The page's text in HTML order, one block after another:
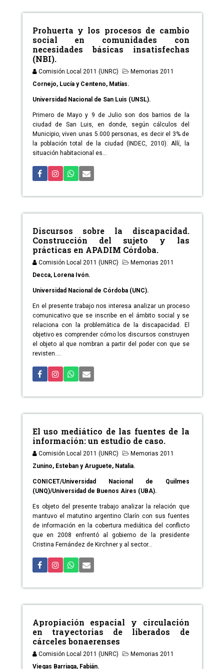
Prohuerta y los procesos de cambio
social en comunidades con
necesidades básicas insatisfechas
(NBI).
Comisión Local 2011 (UNRC)
Memorias 2011
Cornejo, Lucía y Centeno, Matías.
Universidad Nacional de San Luis (UNSL).
Primero de Mayo y 9 de Julio son dos barrios de la
ciudad de San Luis, en donde, según cálculos del
Municipio, viven unas 5.000 personas, es decir el 3% de
la población total de la ciudad (INDEC, 2010). Allí, la
situación habitacional es...
Discursos sobre la discapacidad.
Construcción del sujeto y las
prácticas en APADIM Córdoba.
Comisión Local 2011 (UNRC)
Memorias 2011
Decca, Lorena Ivón.
Universidad Nacional de Córdoba (UNC).
En el presente trabajo nos interesa analizar un proceso
comunicativo que se inscribe en el ámbito social y se
relaciona con la problemática de la discapacidad. El
objetivo es comprender cómo los discursos construyen
el objeto al que nombran a partir del poder con que se
revisten....
El uso mediático de las fuentes de la
información: un estudio de caso.
Comisión Local 2011 (UNRC)
Memorias 2011
Zunino, Esteban y Aruguete, Natalia.
CONICET/Universidad Nacional de Quilmes
(UNQ)/Universidad de Buenos Aires (UBA).
Es objeto del presente trabajo analizar la relación que
mantuvo el matutino argentino Clarín con sus fuentes
de información en la cobertura mediática del conflicto
que en 2008 enfrentó al gobierno de la presidente
Cristina Fernández de Kirchner y al sector...
Apropiación espacial y circulación
en trayectorias de liberados de
cárceles bonaerenses
Comisión Local 2011 (UNRC)
Memorias 2011
Viegas Barriaga, Fabián.